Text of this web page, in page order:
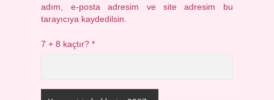
adım, e-posta adresim ve site adresim bu
tarayıcıya kaydedilsin.
7 + 8 kaçtır?*